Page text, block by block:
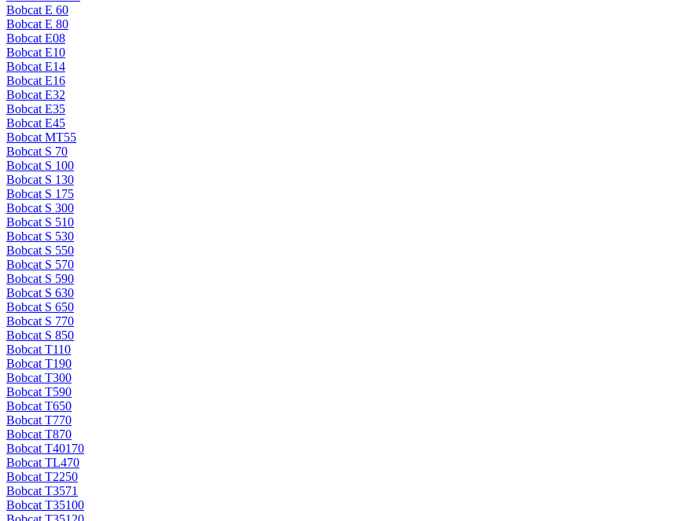
Bobcat E 60
Bobcat E 80
Bobcat E08
Bobcat E10
Bobcat E14
Bobcat E16
Bobcat E32
Bobcat E35
Bobcat E45
Bobcat MT55
Bobcat S 70
Bobcat S 100
Bobcat S 130
Bobcat S 175
Bobcat S 300
Bobcat S 510
Bobcat S 530
Bobcat S 550
Bobcat S 570
Bobcat S 590
Bobcat S 630
Bobcat S 650
Bobcat S 770
Bobcat S 850
Bobcat T110
Bobcat T190
Bobcat T300
Bobcat T590
Bobcat T650
Bobcat T770
Bobcat T870
Bobcat T40170
Bobcat TL470
Bobcat Т2250
Bobcat Т3571
Bobcat Т35100